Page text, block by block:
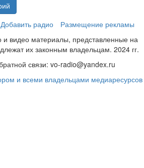
Добавить радио
Размещение рекламы
и видео материалы, представленные на
их законным владельцам. 2024 гг.
связи: vo-radio@yandex.ru
и всеми владельцами медиаресурсов